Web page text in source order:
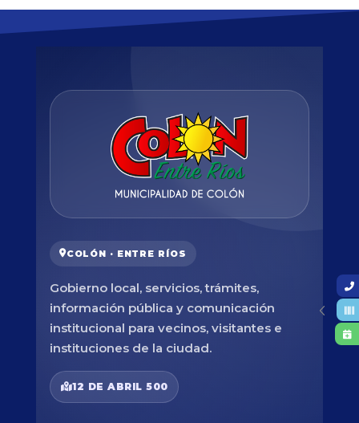
COLÓN · ENTRE RÍOS
Gobierno local, servicios, trámites,
información pública y comunicación
institucional para vecinos, visitantes e
instituciones de la ciudad.
12 DE ABRIL 500